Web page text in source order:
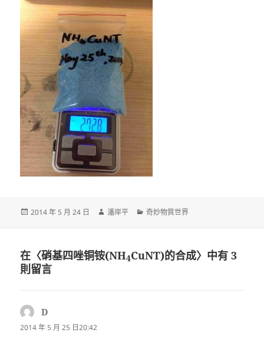
發
2014 年 5 月 24 日
作
潘岸平
分
奇妙物質世界
在〈硝基四唑铜铵(NH4CuNT)的合成〉中有 3
則留言
D
示:
2014 年 5 月 25 日20:42